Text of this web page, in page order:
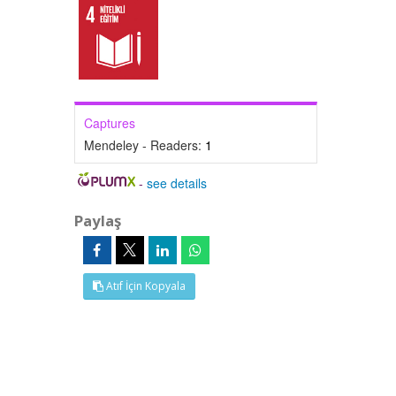
Captures
Mendeley - Readers: 1
-see details
Paylaş
Atıf İçin Kopyala